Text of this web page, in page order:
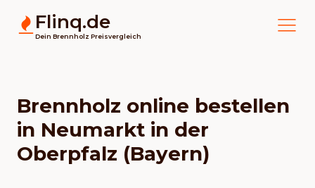
Flinq.de
Dein Brennholz Preisvergleich
Brennholz online bestellen
in Neumarkt in der
Oberpfalz (Bayern)